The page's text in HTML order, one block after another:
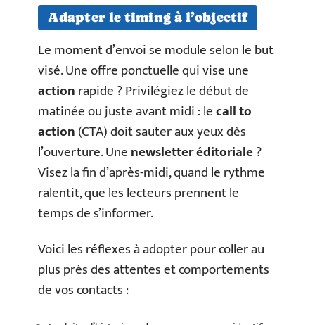
Adapter le timing à l’objectif
Le moment d’envoi se module selon le but
visé. Une offre ponctuelle qui vise une
actionrapide ? Privilégiez le début de
matinée ou juste avant midi : lecall to
action(CTA) doit sauter aux yeux dès
l’ouverture. Unenewsletter éditoriale?
Visez la fin d’après-midi, quand le rythme
ralentit, que les lecteurs prennent le
temps de s’informer.
Voici les réflexes à adopter pour coller au
plus près des attentes et comportements
de vos contacts :